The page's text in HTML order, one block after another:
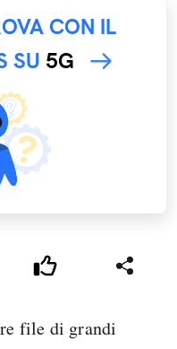
CON IL
SU 5G
file di grandi